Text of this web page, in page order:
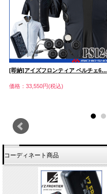
[即納]アイズフロンティア ペルチェ6…
価格：33,550円(税込)
コーディネート商品